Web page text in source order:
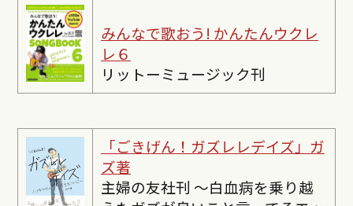
みんなで歌おう! かんたんウクレ
レ６
リットーミュージック刊
「ごきげん！ガズレレデイズ」ガ
ズ著
主婦の友社刊 〜白血病を乗り越